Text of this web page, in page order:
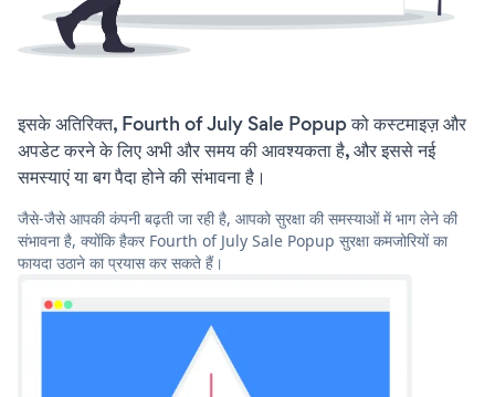
इसके अतिरिक्त, Fourth of July Sale Popup को कस्टमाइज़ और
अपडेट करने के लिए अभी और समय की आवश्यकता है, और इससे नई
समस्याएं या बग पैदा होने की संभावना है।
जैसे-जैसे आपकी कंपनी बढ़ती जा रही है, आपको सुरक्षा की समस्याओं में भाग लेने की
संभावना है, क्योंकि हैकर Fourth of July Sale Popup सुरक्षा कमजोरियों का
फायदा उठाने का प्रयास कर सकते हैं।